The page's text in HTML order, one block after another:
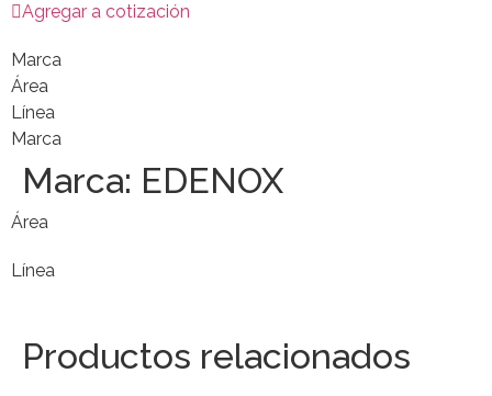
Agregar a cotización
Marca
Área
Línea
Marca
Marca: EDENOX
Área
Línea
Productos relacionados